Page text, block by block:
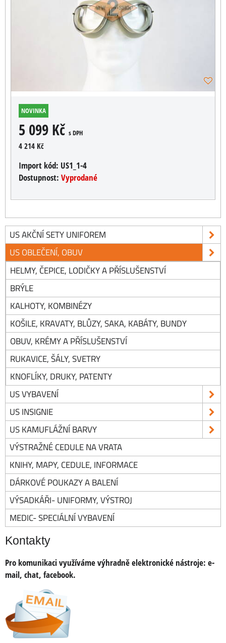
NOVINKA
5 099 Kč s DPH
4 214 Kč
Import kód: US1_1-4
Dostupnost: Vyprodané
US AKČNÍ SETY UNIFOREM
US OBLEČENÍ, OBUV
HELMY, ČEPICE, LODIČKY A PŘÍSLUŠENSTVÍ
BRÝLE
KALHOTY, KOMBINÉZY
KOŠILE, KRAVATY, BLŮZY, SAKA, KABÁTY, BUNDY
OBUV, KRÉMY A PŘÍSLUŠENSTVÍ
RUKAVICE, ŠÁLY, SVETRY
KNOFLÍKY, DRUKY, PATENTY
US VYBAVENÍ
US INSIGNIE
US KAMUFLÁŽNÍ BARVY
VÝSTRAŽNÉ CEDULE NA VRATA
KNIHY, MAPY, CEDULE, INFORMACE
DÁRKOVÉ POUKAZY A BALENÍ
VÝSADKÁŘI- UNIFORMY, VÝSTROJ
MEDIC- SPECIÁLNÍ VYBAVENÍ
Kontakty
Pro komunikaci využíváme výhradně elektronické nástroje: e-
mail, chat, facebook.